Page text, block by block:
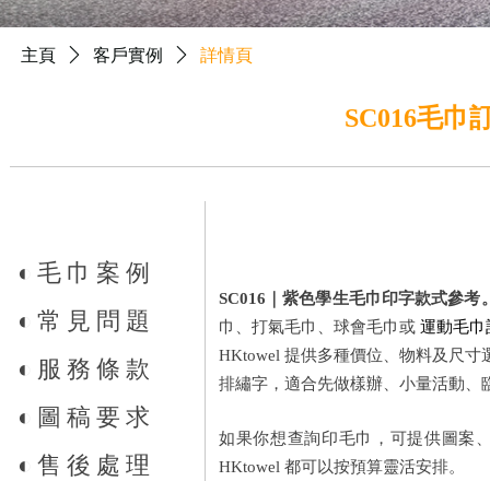
SC016毛巾
SC016｜紫色學生毛巾印字款式參考
巾、打氣毛巾、球會毛巾或 運動毛巾
HKtowel 提供多種價位、物料及尺
排繡字，適合先做樣辦、小量活動
如果你想查詢印毛巾，可提供圖案
HKtowel 都可以按預算靈活安排。
主頁 ꄲ 客戶實例 ꄲ 詳情頁
◐ 毛巾案例
◐ 常見問題
◐ 服務條款
◐ 圖稿要求
◐ 售後處理